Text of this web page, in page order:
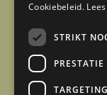
Cookiebeleid.
STRIKT
PRESTATIE
TARGETING